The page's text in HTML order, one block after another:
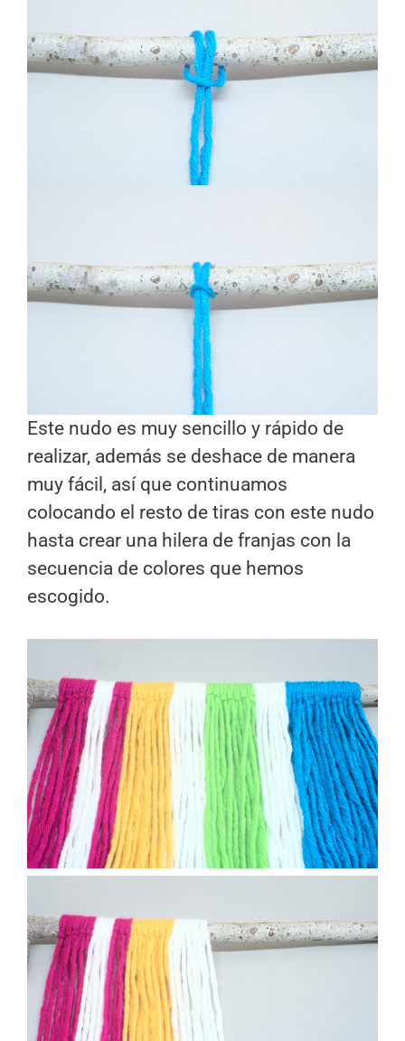
Este nudo es muy sencillo y rápido de
realizar, además se deshace de manera
muy fácil, así que continuamos
colocando el resto de tiras con este nudo
hasta crear una hilera de franjas con la
secuencia de colores que hemos
escogido.